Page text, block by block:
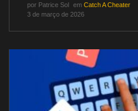
por Patrice Sol em Catch A Cheater
3 de março de 2026